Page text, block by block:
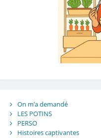
On m’a demandé
LES POTINS
PERSO
Histoires captivantes